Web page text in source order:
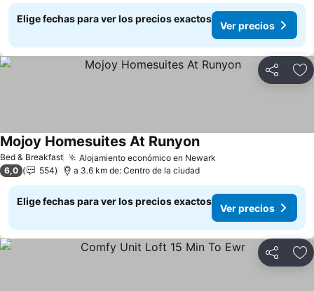
Elige fechas para ver los precios exactos
Ver precios
Compartir
Bed & Breakfast Alojamiento económico en Newark
Mojoy Homesuites At Runyon
6,0 554 a 3.6 km de: Centro de la ciudad
Elige fechas para ver los precios exactos
Ver precios
Compartir